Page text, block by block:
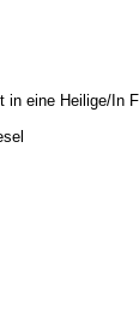
eine Heilige/In